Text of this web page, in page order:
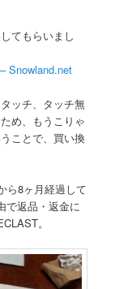
てもらいまし
Snowland.net
ッチ、タッチ無
め、もうこりゃ
ことで、買い換
ら8ヶ月経過して
で返品・返金に
。